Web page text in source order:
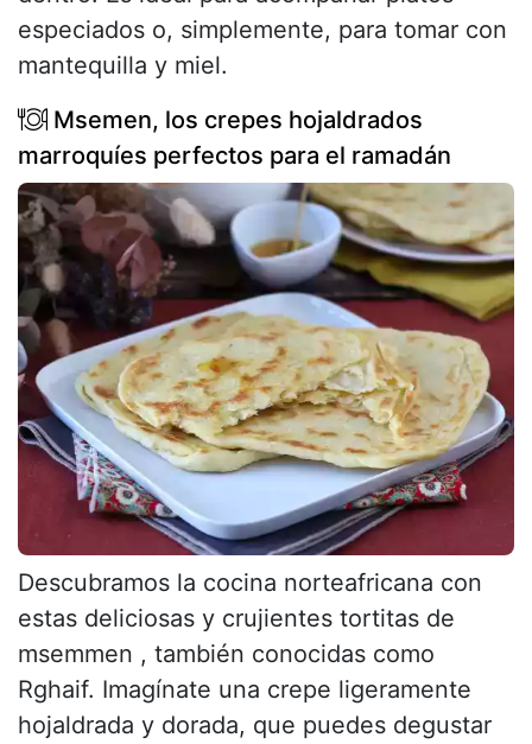
especiados o, simplemente, para tomar con
mantequilla y miel.
Msemen, los crepes hojaldrados
marroquíes perfectos para el ramadán
Descubramos la cocina norteafricana con
estas deliciosas y crujientes tortitas de
msemmen , también conocidas como
Rghaif. Imagínate una crepe ligeramente
hojaldrada y dorada, que puedes degustar